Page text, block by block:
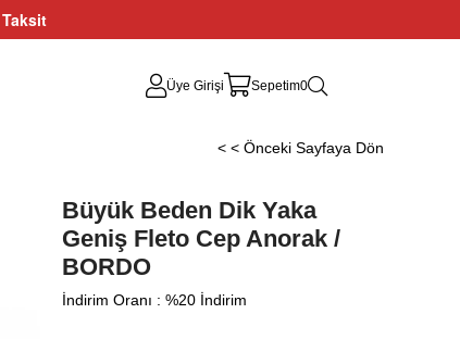
Üye Girişi Sepetim0
< < Önceki Sayfaya Dön
Büyük Beden Dik Yaka
Geniş Fleto Cep Anorak /
BORDO
İndirim Oranı : %20 İndirim